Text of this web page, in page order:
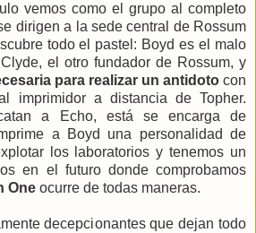
vemos como el grupo al completo
dirigen a la sede central de Rossum
todo el pastel: Boyd es el malo
el otro fundador de Rossum, y
para realizar un antidoto con
imprimidor a distancia de Topher.
a Echo, está se encarga de
a Boyd una personalidad de
los laboratorios y tenemos un
en el futuro donde comprobamos
One ocurre de todas maneras.
decepcionantes que dejan todo